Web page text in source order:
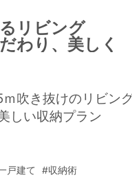
リビング
わり、美しく
吹き抜けのリビン
しい収納プラン
戸建て #収納術